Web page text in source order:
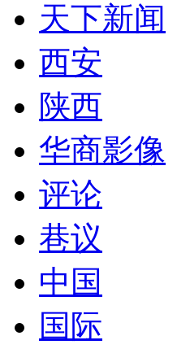
天下新闻
西安
陕西
华商影像
评论
巷议
中国
国际